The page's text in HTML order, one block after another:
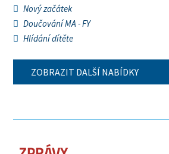
Nový začátek
Doučování MA - FY
Hlídání dítěte
ZOBRAZIT DALŠÍ NABÍDKY